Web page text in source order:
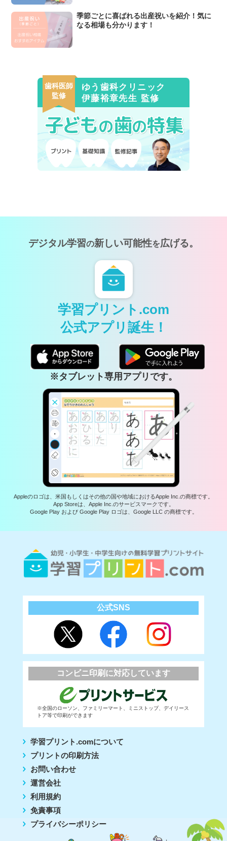
季節ごとに喜ばれる出産祝いを紹介！気に
なる相場も分かります！
歯科医師
監修
ゆう歯科クリニック
伊藤裕章先生 監修
デジタル学習の新しい可能性を広げる。
学習プリント.com
公式アプリ誕生！
※タブレット専用アプリです。
Appleのロゴは、米国もしくはその他の国や地域におけるApple Inc.の商標です。
App Storeは、Apple Inc.のサービスマークです。
Google Play および Google Play ロゴは、Google LLC の商標です。
公式SNS
コンビニ印刷に対応しています
※全国のローソン、ファミリーマート、ミニストップ、デイリース
トア等で印刷ができます
学習プリント.comについて
プリントの印刷方法
お問い合わせ
運営会社
利用規約
免責事項
プライバシーポリシー